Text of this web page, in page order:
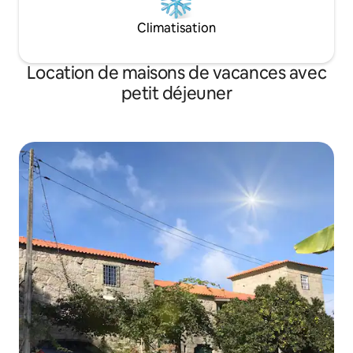
Climatisation
Location de maisons de vacances avec
petit déjeuner